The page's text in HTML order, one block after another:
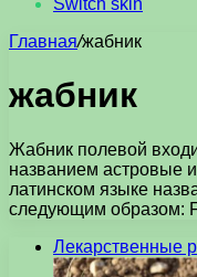
Switch skin
Главная/жабник
жабник
Жабник полевой
названием астровые
латинском языке
следующим образом:
Лекарственные